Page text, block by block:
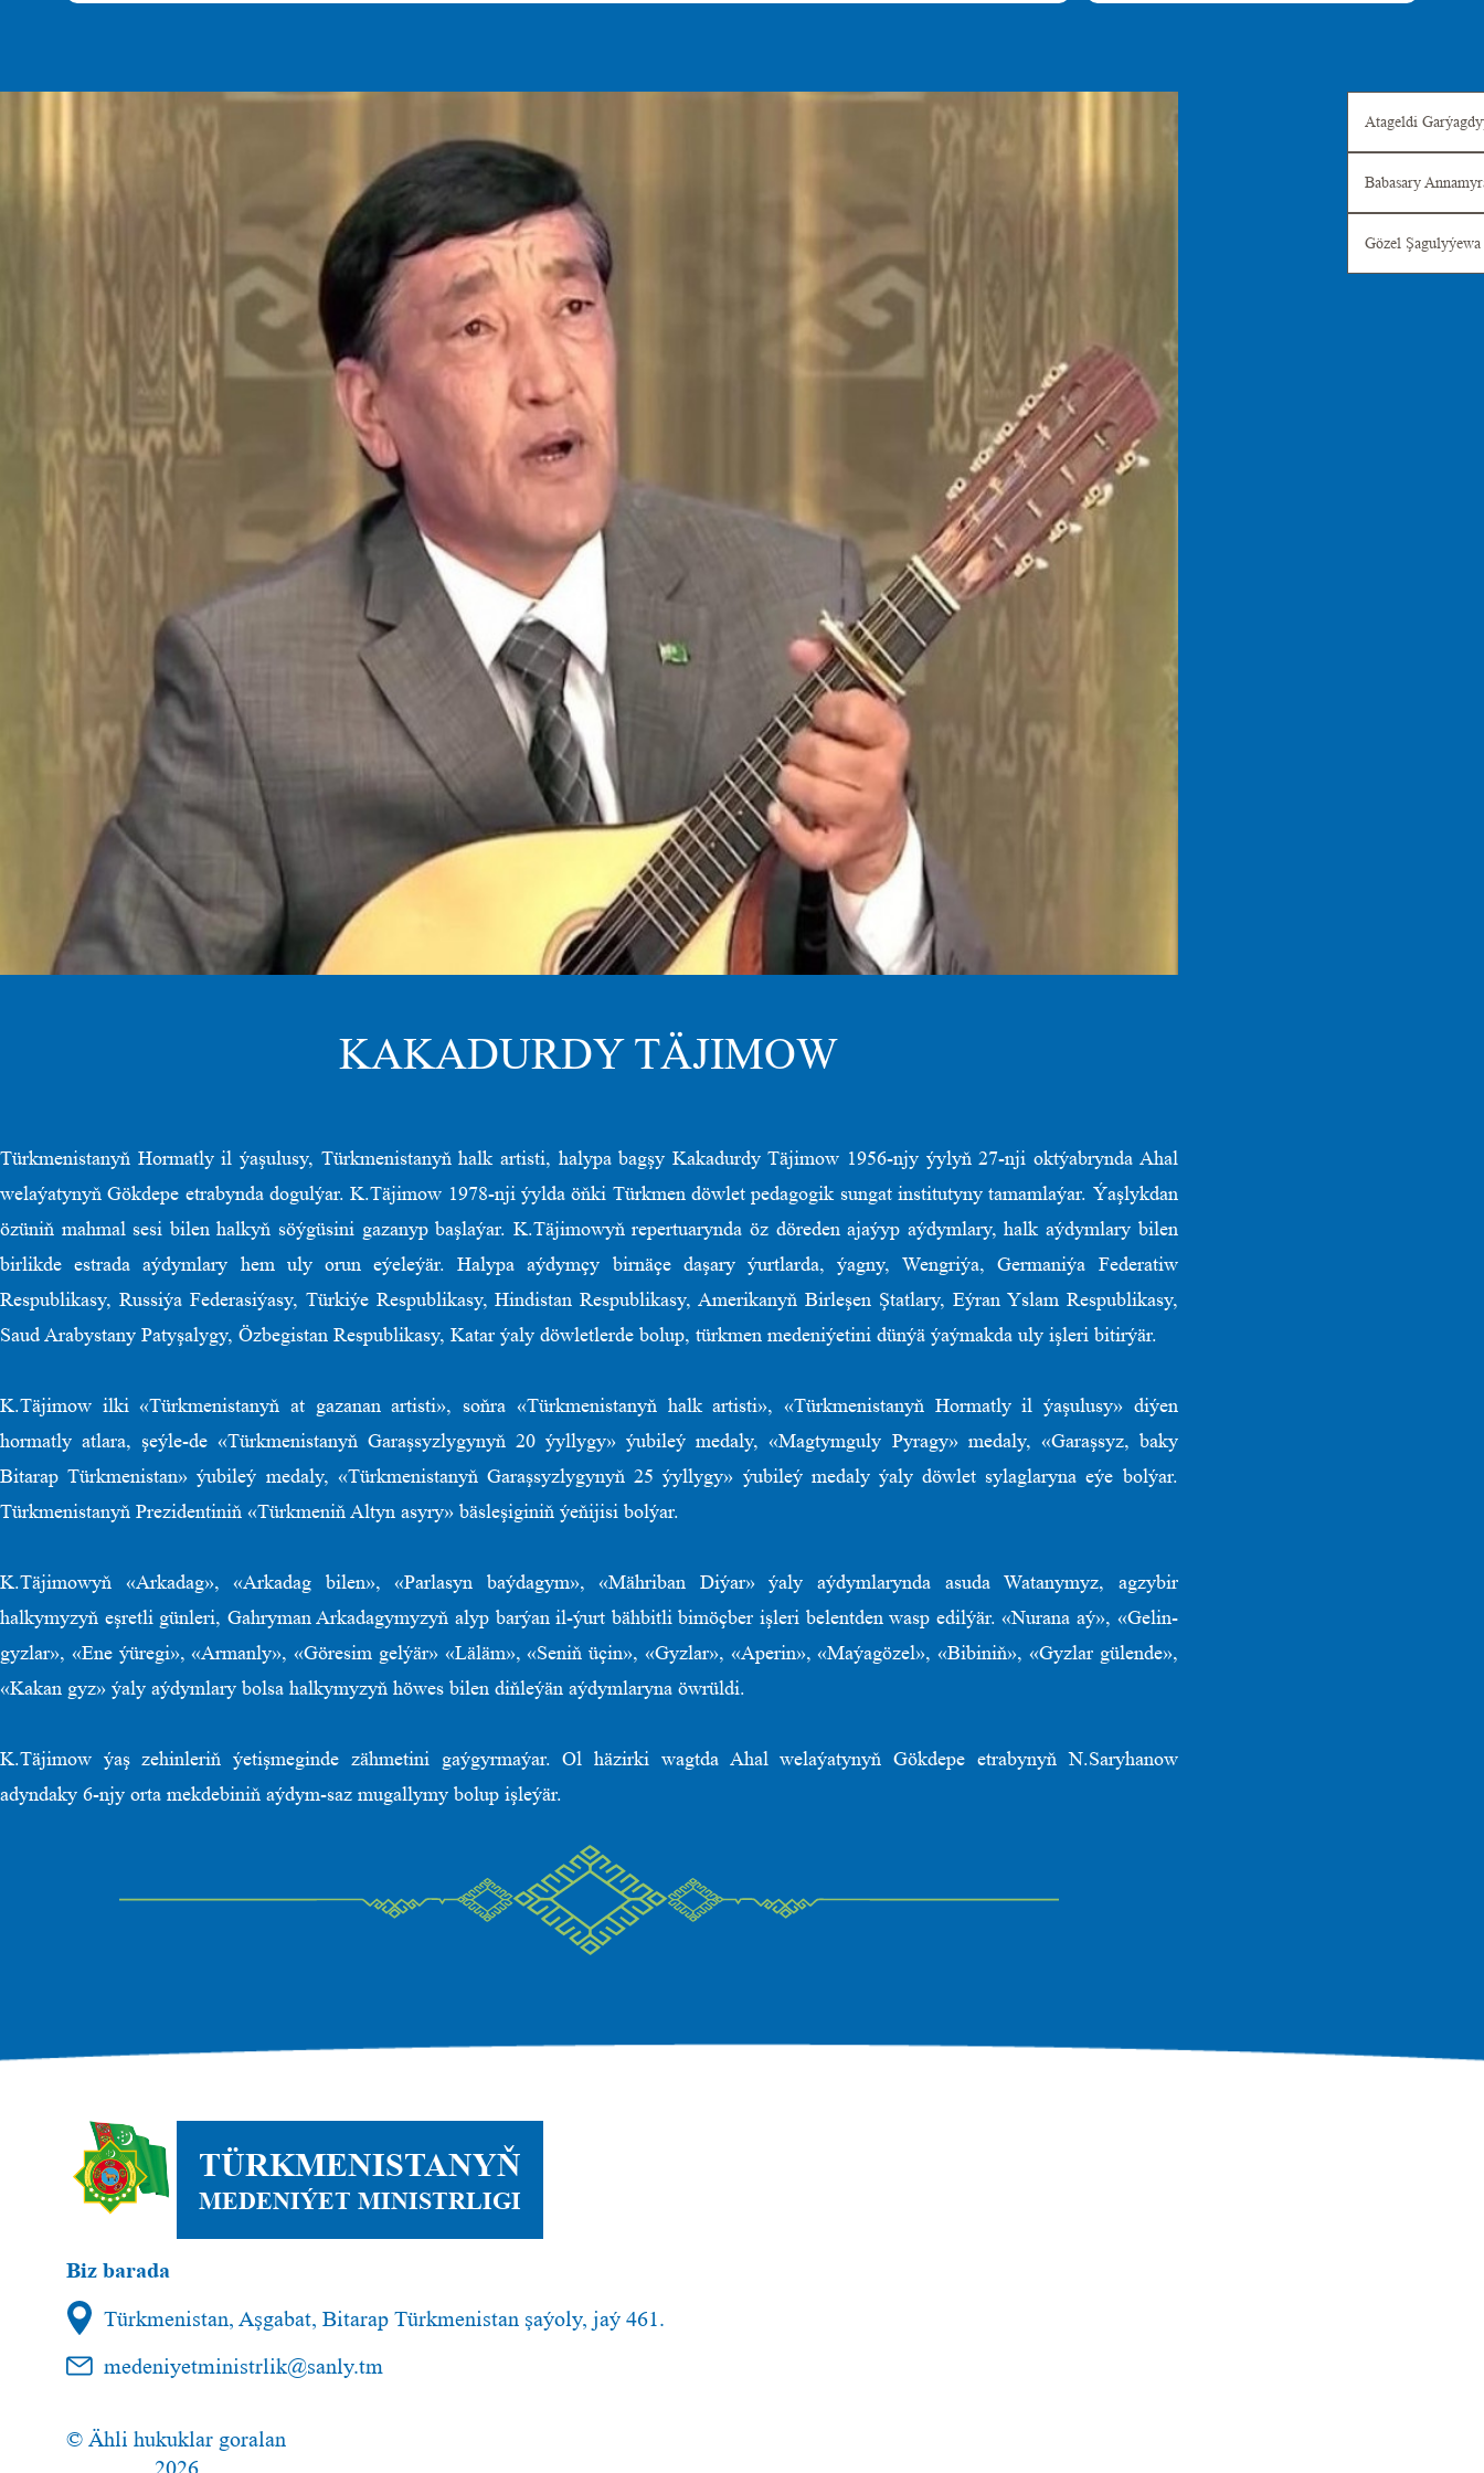
KAKADURDY TÄJIMOW
Türkmenistanyň Hormatly il ýaşulusy, Türkmenistanyň halk artisti, halypa bagşy Kakadurdy Täjimow 1956-njy ýylyň 27-nji oktýabrynda Ahal
welaýatynyň Gökdepe etrabynda dogulýar. K.Täjimow 1978-nji ýylda öňki Türkmen döwlet pedagogik sungat institutyny tamamlaýar. Ýaşlykdan
özüniň mahmal sesi bilen halkyň söýgüsini gazanyp başlaýar. K.Täjimowyň repertuarynda öz döreden ajaýyp aýdymlary, halk aýdymlary bilen
birlikde estrada aýdymlary hem uly orun eýeleýär. Halypa aýdymçy birnäçe daşary ýurtlarda, ýagny, Wengriýa, Germaniýa Federatiw
Respublikasy, Russiýa Federasiýasy, Türkiýe Respublikasy, Hindistan Respublikasy, Amerikanyň Birleşen Ştatlary, Eýran Yslam Respublikasy,
Saud Arabystany Patyşalygy, Özbegistan Respublikasy, Katar ýaly döwletlerde bolup, türkmen medeniýetini dünýä ýaýmakda uly işleri bitirýär.
K.Täjimow ilki «Türkmenistanyň at gazanan artisti», soňra «Türkmenistanyň halk artisti», «Türkmenistanyň Hormatly il ýaşulusy» diýen
hormatly atlara, şeýle-de «Türkmenistanyň Garaşsyzlygynyň 20 ýyllygy» ýubileý medaly, «Magtymguly Pyragy» medaly, «Garaşsyz, baky
Bitarap Türkmenistan» ýubileý medaly, «Türkmenistanyň Garaşsyzlygynyň 25 ýyllygy» ýubileý medaly ýaly döwlet sylaglaryna eýe bolýar.
Türkmenistanyň Prezidentiniň «Türkmeniň Altyn asyry» bäsleşiginiň ýeňijisi bolýar.
K.Täjimowyň «Arkadag», «Arkadag bilen», «Parlasyn baýdagym», «Mähriban Diýar» ýaly aýdymlarynda asuda Watanymyz, agzybir
halkymyzyň eşretli günleri, Gahryman Arkadagymyzyň alyp barýan il-ýurt bähbitli bimöçber işleri belentden wasp edilýär. «Nurana aý», «Gelin-
gyzlar», «Ene ýüregi», «Armanly», «Göresim gelýär» «Läläm», «Seniň üçin», «Gyzlar», «Aperin», «Maýagözel», «Bibiniň», «Gyzlar gülende»,
«Kakan gyz» ýaly aýdymlary bolsa halkymyzyň höwes bilen diňleýän aýdymlaryna öwrüldi.
K.Täjimow ýaş zehinleriň ýetişmeginde zähmetini gaýgyrmaýar. Ol häzirki wagtda Ahal welaýatynyň Gökdepe etrabynyň N.Saryhanow
adyndaky 6-njy orta mekdebiniň aýdym-saz mugallymy bolup işleýär.
Atageldi
Babasary
Gözel Şagulyýewa
TÜRKMENISTANYŇ
MEDENIÝET MINISTRLIGI
Biz barada
Türkmenistan, Aşgabat, Bitarap Türkmenistan şaýoly, jaý 461.
medeniyetministrlik@sanly.tm
© Ähli hukuklar goralan
2026